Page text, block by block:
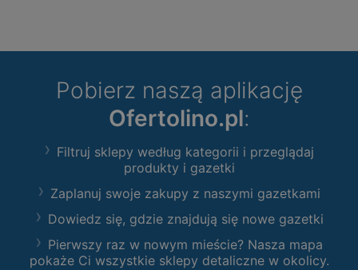
Pobierz naszą aplikację
Ofertolino.pl:
Filtruj sklepy według kategorii i przeglądaj
produkty i gazetki
Zaplanuj swoje zakupy z naszymi gazetkami
Dowiedz się, gdzie znajdują się nowe gazetki
Pierwszy raz w nowym mieście? Nasza mapa
pokaże Ci wszystkie sklepy detaliczne w okolicy.